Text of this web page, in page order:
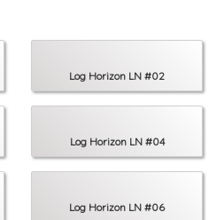
Log Horizon LN #02
Log Horizon LN #04
Log Horizon LN #06